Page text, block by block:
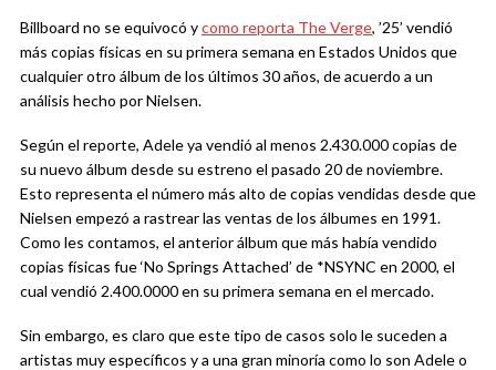
Billboard no se equivocó ycomo reporta The Verge, ’25’ vendió
más copias físicas en su primera semana en Estados Unidos que
cualquier otro álbum de los últimos 30 años, de acuerdo a un
análisis hecho por Nielsen.
Según el reporte, Adele ya vendió al menos 2.430.000 copias de
su nuevo álbum desde su estreno el pasado 20 de noviembre.
Esto representa el número más alto de copias vendidas desde que
Nielsen empezó a rastrear las ventas de los álbumes en 1991.
Como les contamos, el anterior álbum que más había vendido
copias físicas fue ‘No Springs Attached’ de *NSYNC en 2000, el
cual vendió 2.400.0000 en su primera semana en el mercado.
Sin embargo, es claro que este tipo de casos solo le suceden a
artistas muy específicos y a una gran minoría como lo son Adele o